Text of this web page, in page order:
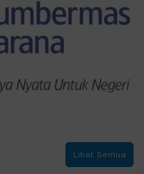
Lihat Semua